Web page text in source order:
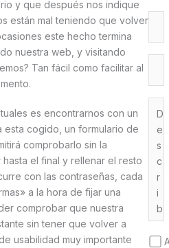
y que después nos indique
están mal teniendo que volver
este hecho termina
nuestra web, y visitando
Tan fácil como facilitar al
es encontrarnos con un
esta cogido, un formulario de
comprobarlo sin la
el final y rellenar el resto
con las contraseñas, cada
a la hora de fijar una
comprobar que nuestra
sin tener que volver a
usabilidad muy importante